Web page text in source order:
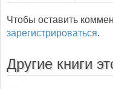
Чтобы оставить
зарегистрироваться.
Другие книги